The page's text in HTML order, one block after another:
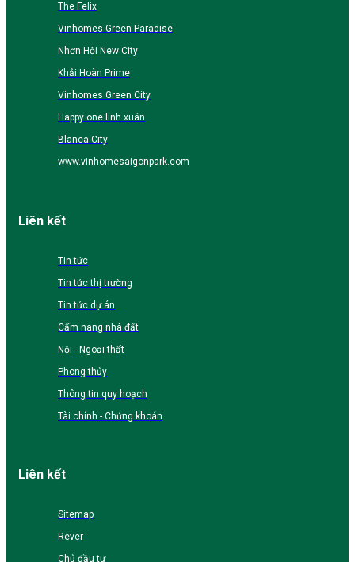
The Felix
Vinhomes Green Paradise
Nhơn Hội New City
Khải Hoàn Prime
Vinhomes Green City
Happy one linh xuân
Blanca City
www.vinhomesaigonpark.com
Liên kết
Tin tức
Tin tức thị trường
Tin tức dự án
Cẩm nang nhà đất
Nội - Ngoại thất
Phong thủy
Thông tin quy hoạch
Tài chính - Chứng khoán
Liên kết
Sitemap
Rever
Chủ đầu tư